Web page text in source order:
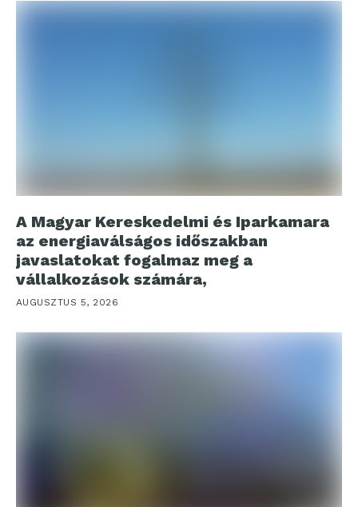
A Magyar Kereskedelmi és Iparkamara
az energiaválságos időszakban
javaslatokat fogalmaz meg a
vállalkozások számára,
AUGUSZTUS 5, 2026